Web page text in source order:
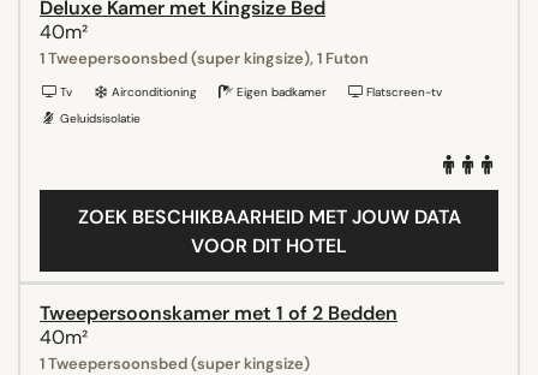
Deluxe Kamer met Kingsize Bed
40m²
1 Tweepersoonsbed (super kingsize), 1 Futon
Tv Airconditioning Eigen badkamer
Flatscreen-tv
Geluidsisolatie
ZOEK BESCHIKBAARHEID MET JOUW DATA
VOOR DIT HOTEL
Tweepersoonskamer met 1 of 2 Bedden
40m²
1 Tweepersoonsbed (super kingsize)